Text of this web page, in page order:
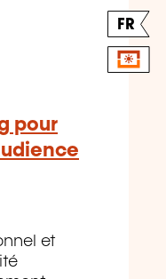
FR
pour
et